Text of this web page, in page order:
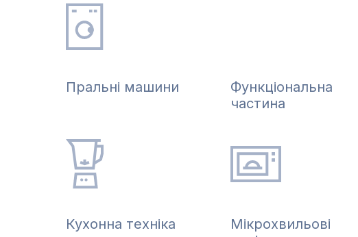
Пральні машини
Функціональна
частина
Кухонна техніка
Мікрохвильові